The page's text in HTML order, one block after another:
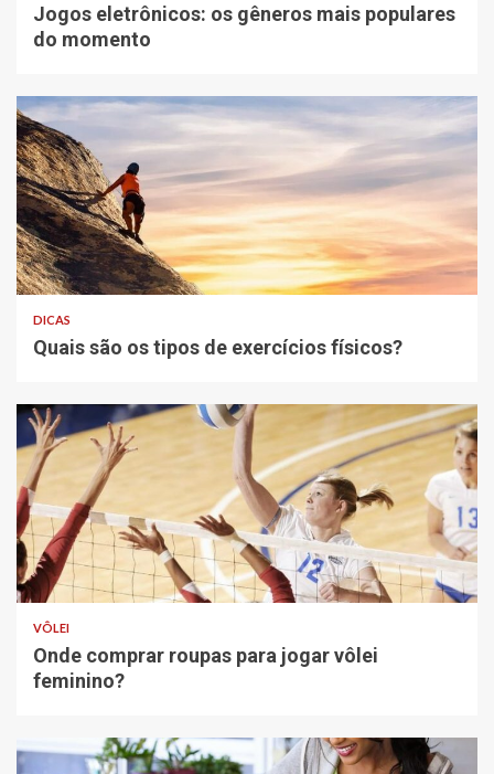
Jogos eletrônicos: os gêneros mais populares
do momento
DICAS
Quais são os tipos de exercícios físicos?
VÔLEI
Onde comprar roupas para jogar vôlei
feminino?